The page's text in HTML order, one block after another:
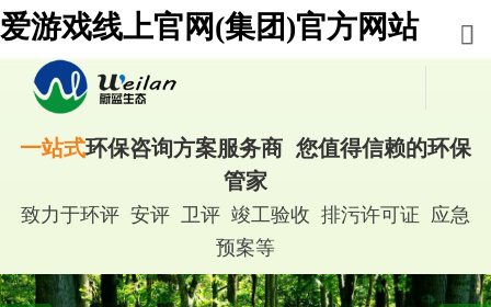
爱游戏线上官网(集团)官方网站
一站式环保咨询方案服务商 您值得信赖的环保
管家
致力于环评 安评 卫评 竣工验收 排污许可证 应急
预案等